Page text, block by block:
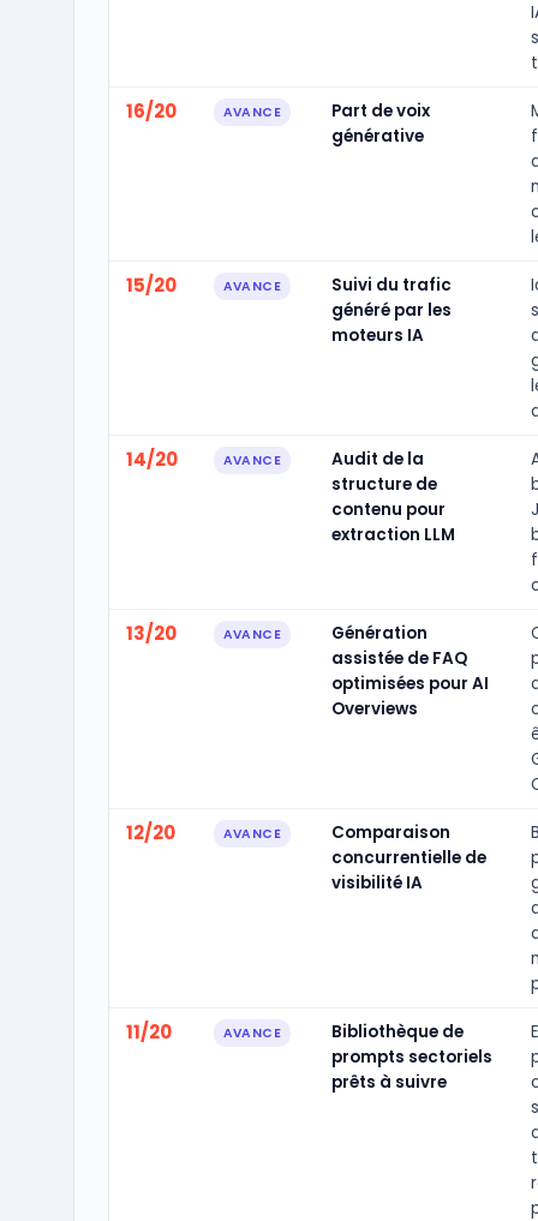
16/20 AVANCE
Part de voix
générative
15/20 AVANCE
Suivi du trafic
généré par les
moteurs IA
14/20 AVANCE
Audit de la
structure de
contenu pour
extraction LLM
13/20 AVANCE
Génération
assistée de FAQ
optimisées pour AI
Overviews
12/20 AVANCE
Comparaison
concurrentielle de
visibilité IA
11/20 AVANCE
Bibliothèque de
prompts sectoriels
prêts à suivre